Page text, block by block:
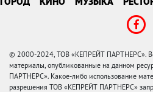
© 2000-2024, ТОВ «КЕПРЕЙТ ПАРТНЕРС».
материалы, опубликованные на данном
ПАРТНЕРС». Какое-либо использование
разрешения ТОВ «КЕПРЕЙТ ПАРТНЕРС»